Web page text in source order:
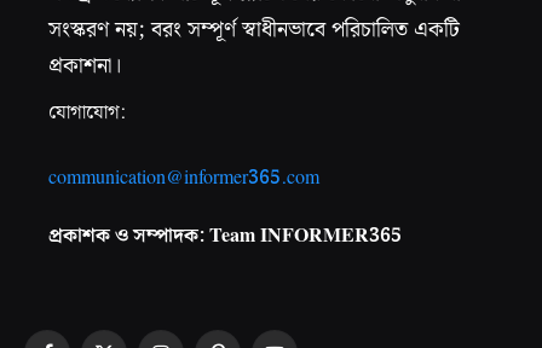
সংস্করণ নয়; বরং সম্পূর্ণ স্বাধীনভাবে পরিচালিত একটি
প্রকাশনা।
যোগাযোগ:
communication@informer365.com
প্রকাশক ও সম্পাদক: Team INFORMER365